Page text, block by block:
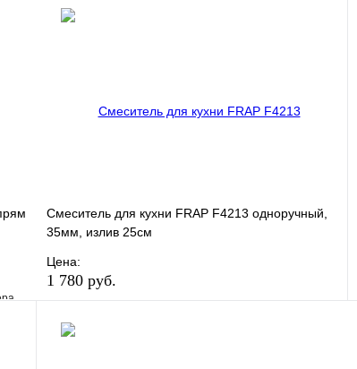
Купить в 1 клик
Смеситель для кухни FRAP F4213 одноручный,
35мм, излив 25см
Цена:
1 780 руб.
Купить в 1 клик